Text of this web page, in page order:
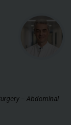
– Abdominal